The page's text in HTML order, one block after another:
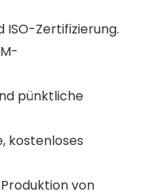
Zertifizierung.
pünktliche
kostenloses
von